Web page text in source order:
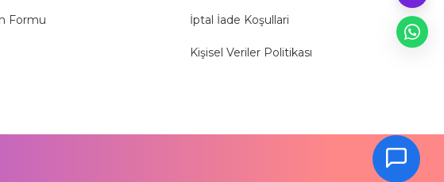
Formu İptal İade Koşullari
Kişisel Veriler Politikası